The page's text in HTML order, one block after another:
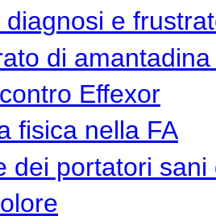
diagnosi e
di
Effexor
fisica nella FA
dei portatori sani